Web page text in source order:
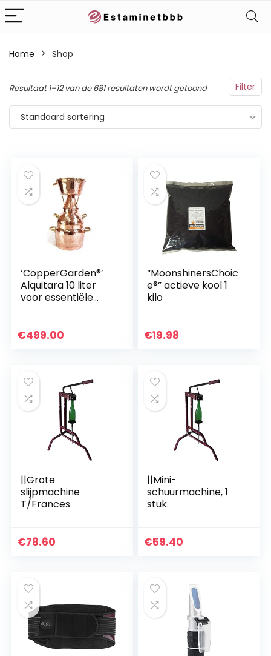
Home Shop
Filter
Resultaat 1–12 van de 681 resultaten wordt getoond
Standaard sortering
‘CopperGarden®’
Alquitara 10 liter
voor essentiële
€499.00
“MoonshinersChoic
e®” actieve kool 1
kilo
€19.98
||Grote
slijpmachine
T/Frances
€78.60
||Mini-
schuurmachine, 1
stuk.
€59.40